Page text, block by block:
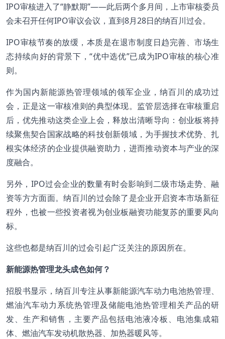
IPO审核进入了“静默期”——此后两个多月间，上市审核委员
会未召开任何IPO审议会议，直到8月28日的纳百川过会。
IPO审核节奏的放缓，本质是在退市制度日趋完善、市场生
态持续向好的背景下，“优中选优”已成为IPO审核的核心准
则。
作为国内新能源热管理领域的领军企业，纳百川的成功过
会，正是这一审核准则的典型体现。监管层选择在审核重启
后，优先推动这类企业上会，释放出清晰导向：创业板将持
续聚焦契合国家战略的科技创新领域，为手握技术优势、扎
根实体经济的企业提供融资助力，进而推动资本与产业的深
度融合。
另外，IPO过会企业的数量有时会影响到二级市场走势、融
资等方方面面。纳百川的过会除了是企业开启资本市场新征
程外，也被一些投资者视为创业板融资功能复苏的重要风向
标。
这些也都是纳百川的过会引起广泛关注的原因所在。
新能源热管理龙头成色如何？
招股书显示，纳百川专注从事新能源汽车动力电池热管理、
燃油汽车动力系统热管理及储能电池热管理相关产品的研
发、生产和销售，主要产品包括电池液冷板、电池集成箱
体、燃油汽车发动机散热器、加热器暖风等。